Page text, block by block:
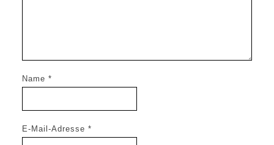
Name *
E-Mail-Adresse *